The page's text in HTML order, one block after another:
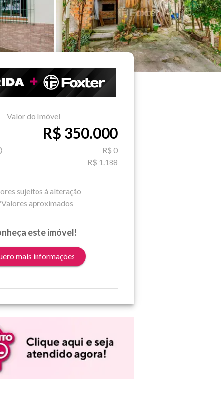
Valor do Imóvel
R$ 350.000
R$ 0
R$ 1.188
sujeitos à alteração
aproximados
este imóvel!
mais informações